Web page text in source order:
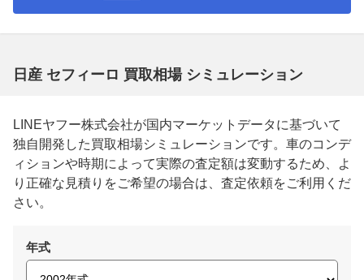
日産 セフィーロ 買取相場 シミュレーション
LINEヤフー株式会社が国内マーケットデータに基づいて
独自開発した買取相場シミュレーションです。車のコンデ
ィションや時期によって実際の査定額は変動するため、よ
り正確な見積りをご希望の場合は、査定依頼をご利用くだ
さい。
年式